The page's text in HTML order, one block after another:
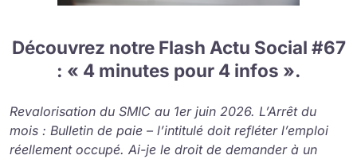
Découvrez notre Flash Actu Social #67
: « 4 minutes pour 4 infos ».
Revalorisation du SMIC au 1er juin 2026. L’Arrêt du
mois : Bulletin de paie – l’intitulé doit refléter l’emploi
réellement occupé. Ai-je le droit de demander à un